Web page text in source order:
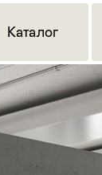
Каталог